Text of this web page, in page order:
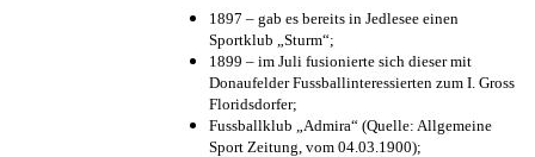
1897 – gab es bereits in Jedlesee einen
Sportklub „Sturm“;
1899 – im Juli fusionierte sich dieser mit
Donaufelder Fussballinteressierten zum I. Gross
Floridsdorfer;
Fussballklub „Admira“ (Quelle: Allgemeine
Sport Zeitung, vom 04.03.1900);